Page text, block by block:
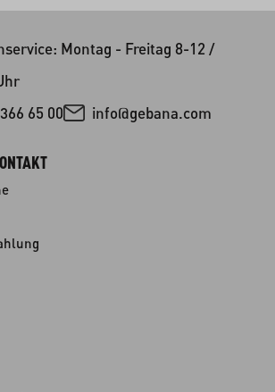
Montag - Freitag 8-12 /
65 00
info@gebana.com